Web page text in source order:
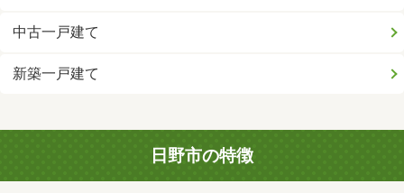
中古一戸建て
新築一戸建て
日野市の特徴